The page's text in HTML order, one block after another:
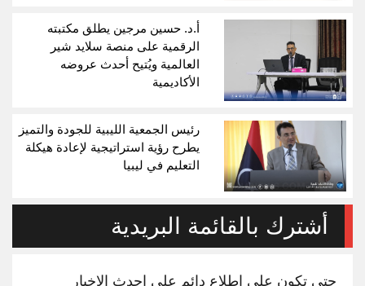
أ.د. حسين مرجين يطلق مكتبته
الرقمية على منصة سلايد شير
العالمية ويُتيح أحدث عروضه
الأكاديمية
رئيس الجمعية الليبية للجودة والتميز
يطرح رؤية استراتيجية لإعادة هيكلة
التعليم في ليبيا
أشترك بالقائمة البريدية
حتي تكون علي اطلاع دائم على احدث الاخبار